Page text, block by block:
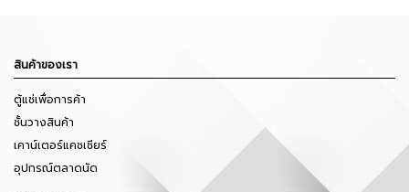
สินค้าของเรา
ตู้แช่เพื่อการค้า
ชั้นวางสินค้า
เคาน์เตอร์แคชเชียร์
อุปกรณ์ตลาดนัด